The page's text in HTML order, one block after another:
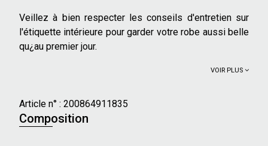
Veillez à bien respecter les conseils d'entretien sur
l'étiquette intérieure pour garder votre robe aussi belle
qu¿au premier jour.
VOIR PLUS
Article n° : 200864911835
Composition